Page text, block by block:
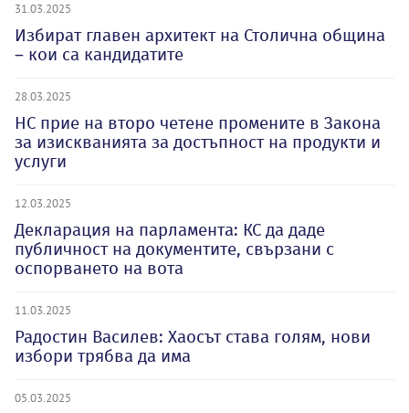
31.03.2025
Избират главен архитект на Столична община
– кои са кандидатите
28.03.2025
НС прие на второ четене промените в Закона
за изискванията за достъпност на продукти и
услуги
12.03.2025
Декларация на парламента: КС да даде
публичност на документите, свързани с
оспорването на вота
11.03.2025
Радостин Василев: Хаосът става голям, нови
избори трябва да има
05.03.2025